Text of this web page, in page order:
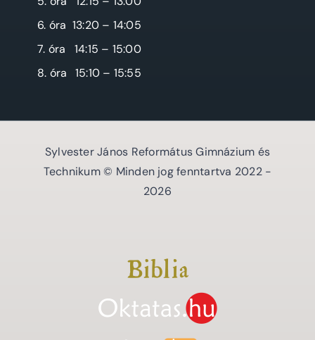
6. óra 13:20 – 14:05
7. óra
14:15 – 15:00
8. óra
15:10 – 15:55
Sylvester János Református Gimnázium és
Technikum © Minden jog fenntartva 2022 -
2026